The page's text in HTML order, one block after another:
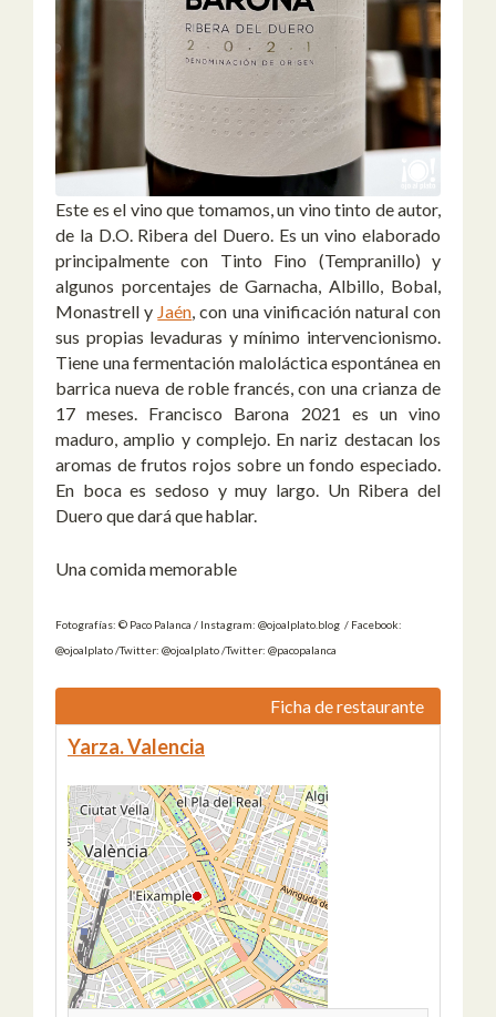
Este es el vino que tomamos, un vino tinto de autor,
de la D.O. Ribera del Duero. Es un vino elaborado
principalmente con Tinto Fino (Tempranillo) y
algunos porcentajes de Garnacha, Albillo, Bobal,
Monastrell y Jaén, con una vinificación natural con
sus propias levaduras y mínimo intervencionismo.
Tiene una fermentación maloláctica espontánea en
barrica nueva de roble francés, con una crianza de
17 meses. Francisco Barona 2021 es un vino
maduro, amplio y complejo. En nariz destacan los
aromas de frutos rojos sobre un fondo especiado.
En boca es sedoso y muy largo. Un Ribera del
Duero que dará que hablar.
Una comida memorable
Fotografías: © Paco Palanca / Instagram: @ojoalplato.blog / Facebook:
@ojoalplato /Twitter: @ojoalplato /Twitter: @pacopalanca
Ficha de restaurante
Yarza. Valencia